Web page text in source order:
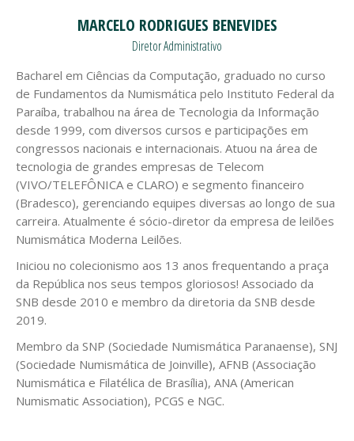
MARCELO RODRIGUES BENEVIDES
Diretor Administrativo
Bacharel em Ciências da Computação, graduado no curso
de Fundamentos da Numismática pelo Instituto Federal da
Paraíba, trabalhou na área de Tecnologia da Informação
desde 1999, com diversos cursos e participações em
congressos nacionais e internacionais. Atuou na área de
tecnologia de grandes empresas de Telecom
(VIVO/TELEFÔNICA e CLARO) e segmento financeiro
(Bradesco), gerenciando equipes diversas ao longo de sua
carreira. Atualmente é sócio-diretor da empresa de leilões
Numismática Moderna Leilões.
Iniciou no colecionismo aos 13 anos frequentando a praça
da República nos seus tempos gloriosos! Associado da
SNB desde 2010 e membro da diretoria da SNB desde
2019.
Membro da SNP (Sociedade Numismática Paranaense), SNJ
(Sociedade Numismática de Joinville), AFNB (Associação
Numismática e Filatélica de Brasília), ANA (American
Numismatic Association), PCGS e NGC.